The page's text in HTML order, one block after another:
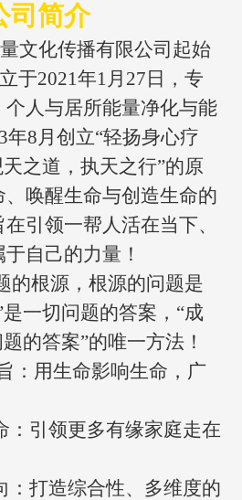
司简介
化传播有限公司起始
于2021年1月27日，专
个人与居所能量净化与能
年8月创立“轻扬身心疗
之道，执天之行”的原
唤醒生命与创造生命的
引领一帮人活在当下、
自己的力量！
根源，根源的问题是
一切问题的答案，“成
的答案”的唯一方法！
用生命影响生命，广
引领更多有缘家庭走在
打造综合性、多维度的